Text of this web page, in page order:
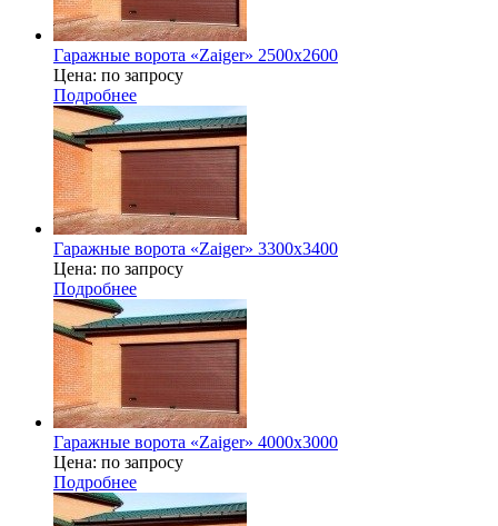
Гаражные ворота «Zaiger» 2500x2600
Цена: по запросу
Подробнее
Гаражные ворота «Zaiger» 3300х3400
Цена: по запросу
Подробнее
Гаражные ворота «Zaiger» 4000x3000
Цена: по запросу
Подробнее